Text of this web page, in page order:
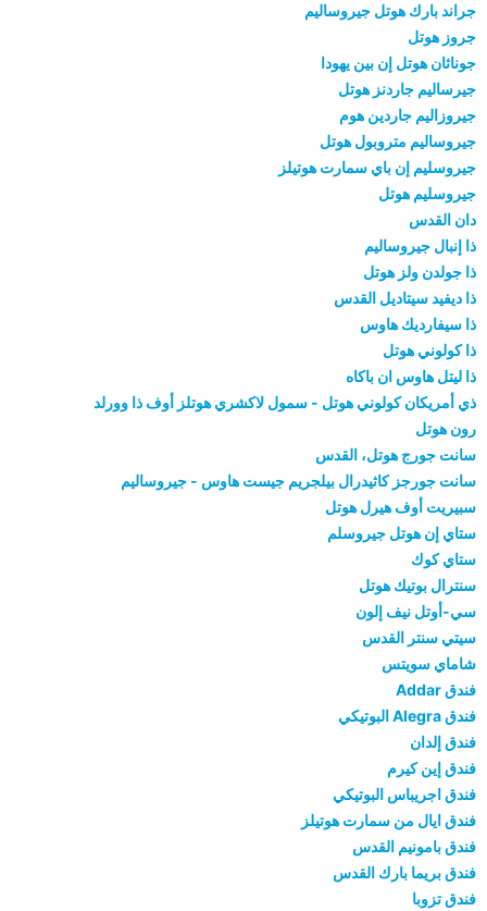
جراند بارك هوتل جيروساليم
جروز هوتل
جوناثان هوتل إن بين يهودا
جيرساليم جاردنز هوتل
جيروزاليم جاردين هوم
جيروساليم متروبول هوتل
جيروسليم إن باي سمارت هوتيلز
جيروسليم هوتل
دان القدس
ذا إنبال جيروساليم
ذا جولدن ولز هوتل
ذا ديفيد سيتاديل القدس
ذا سيفارديك هاوس
ذا كولوني هوتل
ذا ليتل هاوس ان باكاه
ذي أمريكان كولوني هوتل - سمول لاكشري هوتلز أوف ذا وورلد
رون هوتل
سانت جورج هوتل، القدس
سانت جورجز كاثيدرال بيلجريم جيست هاوس - جيروساليم
سبيريت أوف هيرل هوتل
ستاي إن هوتل جيروسلم
ستاي كوك
سنترال بوتيك هوتل
سي-أوتل نيف إلون
سيتي سنتر القدس
شاماي سويتس
فندق Addar
فندق Alegra البوتيكي
فندق إلدان
فندق إين كيرم
فندق اجريباس البوتيكي
فندق ايال من سمارت هوتيلز
فندق بامونيم القدس
فندق بريما بارك القدس
فندق تزوبا